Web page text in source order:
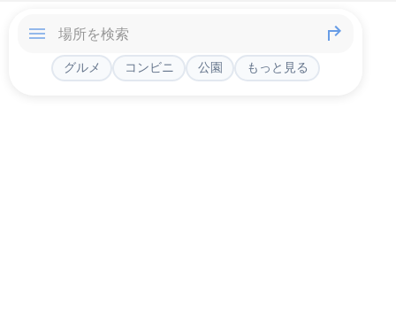
グルメ コンビニ 公園 もっと見る